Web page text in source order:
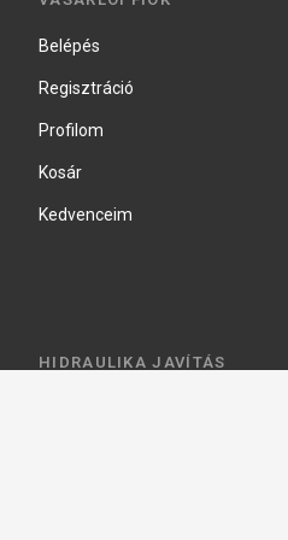
Belépés
Regisztráció
Profilom
Kosár
Kedvenceim
HIDRAULIKA JAVÍTÁS